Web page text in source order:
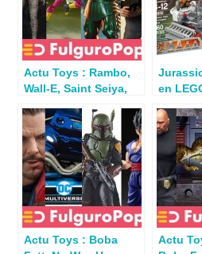
Actu Toys : Rambo,
Wall-E, Saint Seiya,
en
Actu Toys : Boba
Actu